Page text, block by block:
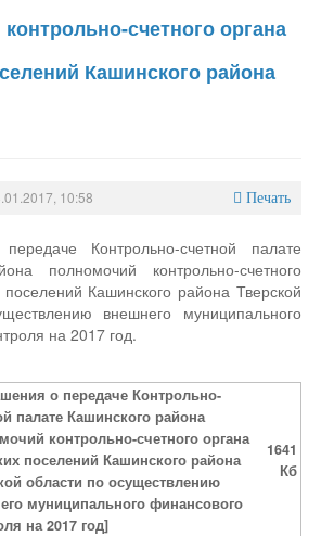
счетного органа
Кашинского района
10:58 Печать
Контрольно-счетной палате
полномочий контрольно-счетного
поселений Кашинского района Тверской
внешнего муниципального
на 2017 год.
о передаче Контрольно-
палате Кашинского района
контрольно-счетного органа
поселений Кашинского района
области по осуществлению
муниципального финансового
на 2017 год]
1641
Кб